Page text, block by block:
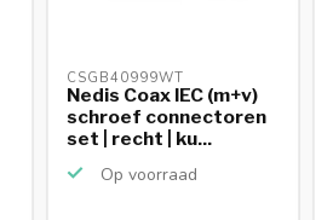
CSGB40999WT
Nedis Coax IEC (m+v)
schroef connectoren
set | recht | ku...
Op voorraad